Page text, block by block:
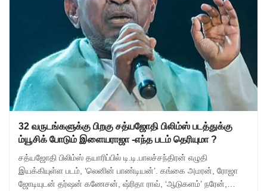
32 வருடங்களுக்கு பிறகு சத்யஜோதி பிலிம்ஸ் படத்துக்கு
ம்யூசிக் போடும் இளையராஜா -எந்த படம் தெரியுமா ?
சத்யஜோதி பிலிம்ஸ் தயாரிப்பில் டி.டி.பாலச்சந்திரன் எழுதி
இயக்கியுள்ள படம், ‘லெனின் பாண்டியன்’. கங்கை அமரன், ரோஜா
ஜோடியுடன் தர்ஷன் கணேசன், ஷ்ரிதா ராவ், ‘ஆடுகளம்’ நரேன்,